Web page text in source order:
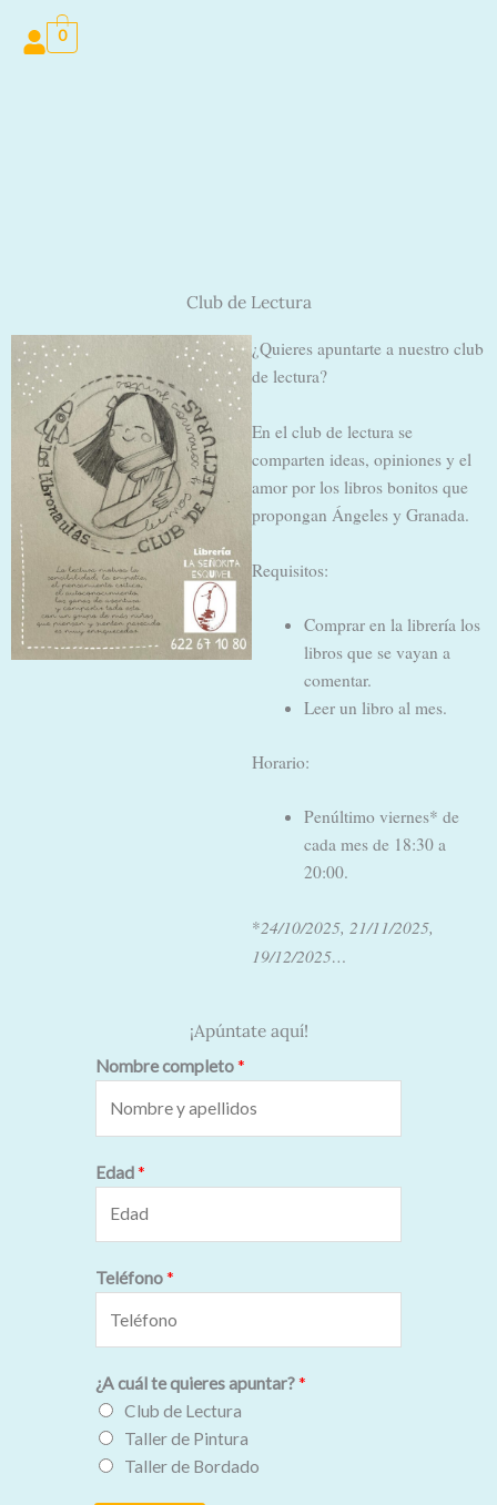
0
Club de Lectura
¿Quieres apuntarte a nuestro club
de lectura?
En el club de lectura se
comparten ideas, opiniones y el
amor por los libros bonitos que
propongan Ángeles y Granada.
Requisitos:
Comprar en la librería los
libros que se vayan a
comentar.
Leer un libro al mes.
Horario:
Penúltimo viernes* de
cada mes de 18:30 a
20:00.
*24/10/2025, 21/11/2025,
19/12/2025…
¡Apúntate aquí!
Nombre completo*
Edad*
Teléfono*
¿A cuál te quieres apuntar?*
Club de Lectura
Taller de Pintura
Taller de Bordado